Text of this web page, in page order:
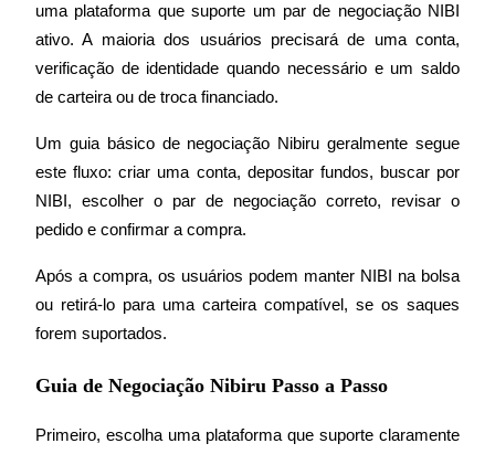
Aprenda como ganhar renda passiva
Parceiros Bitrue
uma plataforma que suporte um par de negociação NIBI
ativo. A maioria dos usuários precisará de uma conta,
verificação de identidade quando necessário e um saldo
de carteira ou de troca financiado.
Um guia básico de negociação Nibiru geralmente segue
este fluxo: criar uma conta, depositar fundos, buscar por
NIBI, escolher o par de negociação correto, revisar o
pedido e confirmar a compra.
Após a compra, os usuários podem manter NIBI na bolsa
ou retirá-lo para uma carteira compatível, se os saques
forem suportados.
Guia de Negociação Nibiru Passo a Passo
Primeiro, escolha uma plataforma que suporte claramente